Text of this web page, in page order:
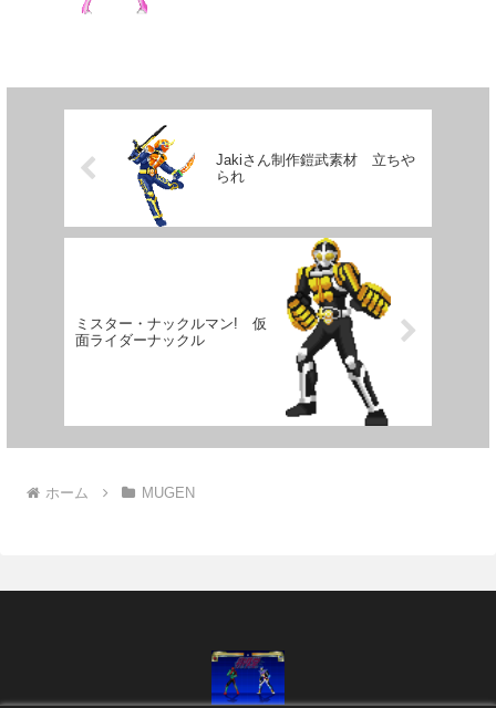
Jakiさん制作鎧武素材 立ちや
られ
ミスター・ナックルマン! 仮
面ライダーナックル
ホーム MUGEN